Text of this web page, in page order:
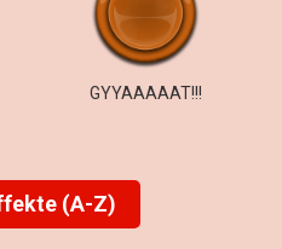
GYYAAAAAT!!!
(A-Z)